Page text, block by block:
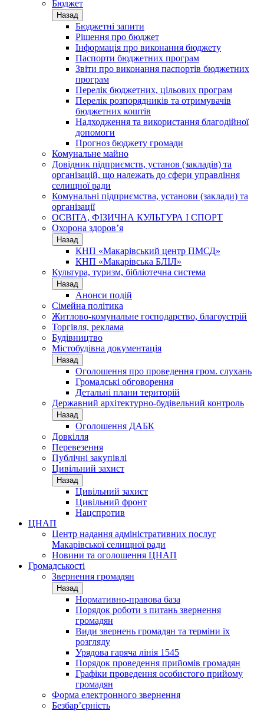
Бюджет
Назад
Бюджетні запити
Рішення про бюджет
Інформація про виконання бюджету
Паспорти бюджетних програм
Звіти про виконання паспортів бюджетних
програм
Перелік бюджетних, цільових програм
Перелік розпорядників та отримувачів
бюджетних коштів
Надходження та використання благодійної
допомоги
Прогноз бюджету громади
Комунальне майно
Довідник підприємств, установ (закладів) та
організацій, що належать до сфери управління
селищної ради
Комунальні підприємства, установи (заклади) та
організації
ОСВІТА, ФІЗИЧНА КУЛЬТУРА І СПОРТ
Охорона здоров’я
Назад
КНП «Макарівський центр ПМСД»
КНП «Макарівська БЛІЛ»
Культура, туризм, бібліотечна система
Назад
Анонси подій
Сімейна політика
Житлово-комунальне господарство, благоустрій
Торгівля, реклама
Будівництво
Містобудівна документація
Назад
Оголошення про проведення гром. слухань
Громадські обговорення
Детальні плани територій
Державний архітектурно-будівельний контроль
Назад
Оголошення ДАБК
Довкілля
Перевезення
Публічні закупівлі
Цивільний захист
Назад
Цивільний захист
Цивільний фронт
Нацспротив
ЦНАП
Центр надання адміністративних послуг
Макарівської селищної ради
Новини та оголошення ЦНАП
Громадськості
Звернення громадян
Назад
Нормативно-правова база
Порядок роботи з питань звернення
громадян
Види звернень громадян та терміни їх
розгляду
Урядова гаряча лінія 1545
Порядок проведення прийомів громадян
Графіки проведення особистого прийому
громадян
Форма електронного звернення
Безбар’єрність